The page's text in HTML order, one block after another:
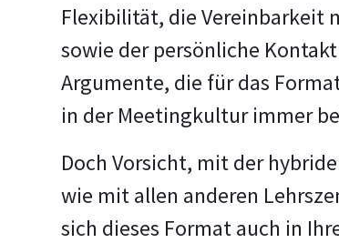
Flexibilität, die Vereinbarkeit
sowie der persönliche
Argumente, die für das
in der Meetingkultur immer
Doch Vorsicht, mit der
wie mit allen anderen
sich dieses Format auch in